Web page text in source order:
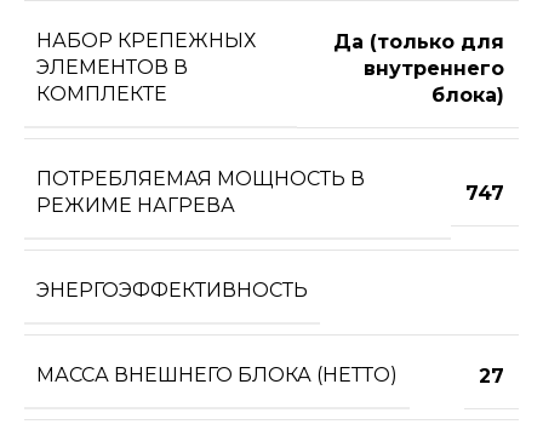
НАБОР КРЕПЕЖНЫХ
ЭЛЕМЕНТОВ В
КОМПЛЕКТЕ
Да (только для
внутреннего
блока)
ПОТРЕБЛЯЕМАЯ МОЩНОСТЬ В
РЕЖИМЕ НАГРЕВА
747
ЭНЕРГОЭФФЕКТИВНОСТЬ
МАССА ВНЕШНЕГО БЛОКА (НЕТТО) 27